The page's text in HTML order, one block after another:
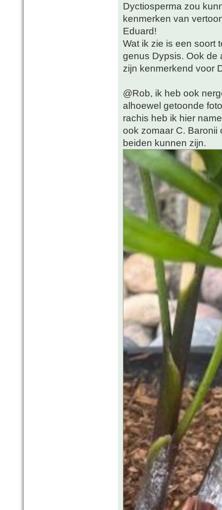
Dyctiosperma zou
kenmerken van
Eduard!
Wat ik zie is een soort
genus Dypsis. Ook de
zijn kenmerkend voor
@Rob, ik heb ook
alhoewel getoonde
rachis heb ik hier
ook zomaar C. Baronii
beiden kunnen zijn.